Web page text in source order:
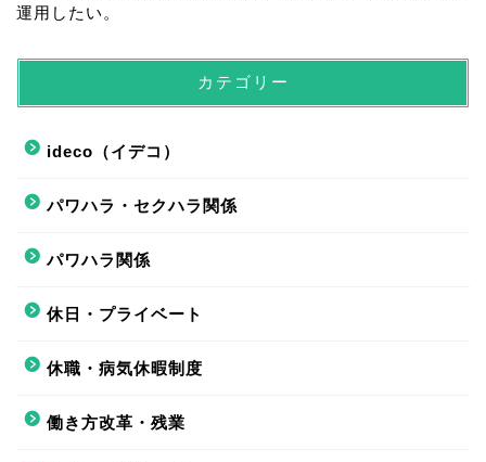
運用したい。
カテゴリー
ideco（イデコ）
パワハラ・セクハラ関係
パワハラ関係
休日・プライベート
休職・病気休暇制度
働き方改革・残業